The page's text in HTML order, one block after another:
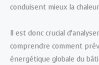
conduisent mieux la
Il est donc crucial
comprendre comment
énergétique globale du